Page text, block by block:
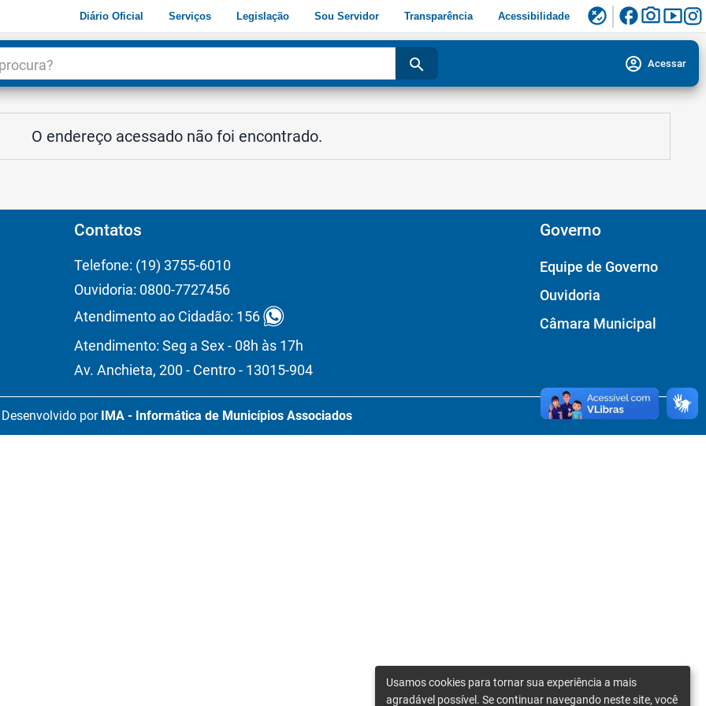
Diário Oficial Serviços Legislação Sou Servidor Transparência Acessibilidade flaky facebookphoto_camerasmart_display
search account_circle Acessar
O endereço acessado não foi encontrado.
Contatos
Telefone: (19) 3755-6010
Ouvidoria: 0800-7727456
Atendimento ao Cidadão: 156
Atendimento: Seg a Sex - 08h às 17h
Av. Anchieta, 200 - Centro - 13015-904
Governo
Equipe de Governo
Ouvidoria
Câmara Municipal
Desenvolvido por IMA - Informática de Municípios Associados
Usamos cookies para tornar sua experiência a mais
agradável possível. Se continuar navegando neste site, você